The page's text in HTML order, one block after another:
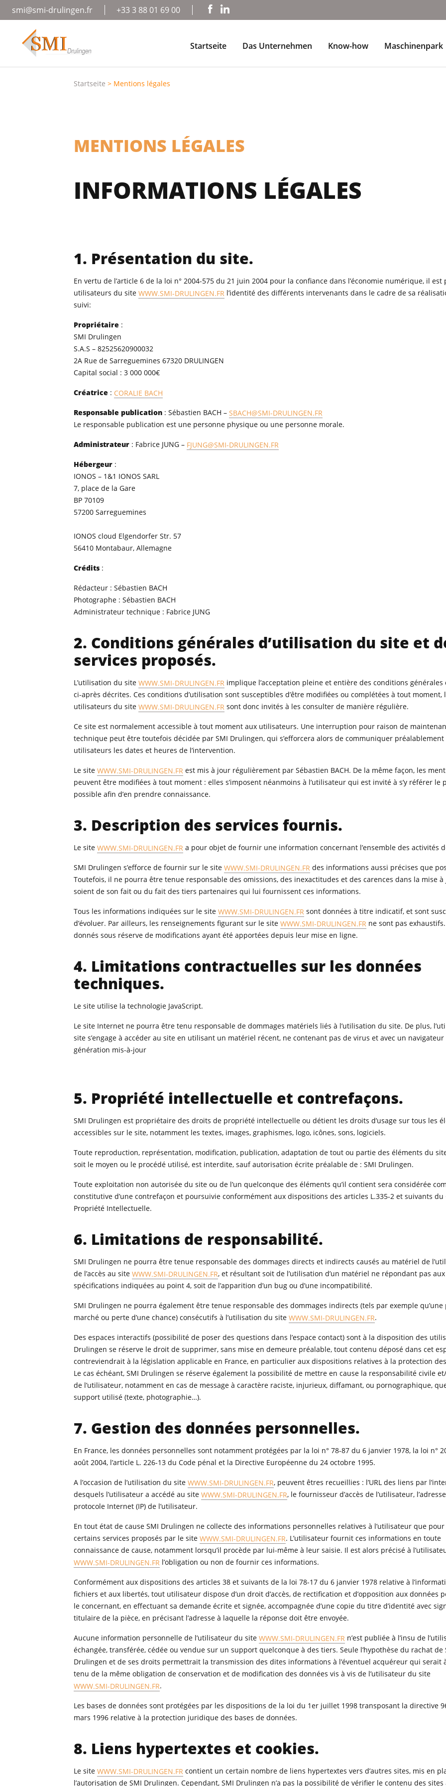
smi@smi-drulingen.fr +33 3 88 01 69 00
Startseite Das Unternehmen Know-how Maschinenpark
Startseite > Mentions légales
MENTIONS LÉGALES
INFORMATIONS LÉGALES
1. Présentation du site.
En vertu de l’article 6 de la loi n° 2004-575 du 21 juin 2004 pour la confiance dans l’économie numérique, il est
utilisateurs du site WWW.SMI-DRULINGEN.FR l’identité des différents intervenants dans le cadre de sa
suivi:
Propriétaire :
SMI Drulingen
S.A.S – 82525620900032
2A Rue de Sarreguemines 67320 DRULINGEN
Capital social : 3 000 000€
Créatrice : CORALIE BACH
Responsable publication : Sébastien BACH – SBACH@SMI-DRULINGEN.FR
Le responsable publication est une personne physique ou une personne morale.
Administrateur : Fabrice JUNG – FJUNG@SMI-DRULINGEN.FR
Hébergeur :
IONOS – 1&1 IONOS SARL
7, place de la Gare
BP 70109
57200 Sarreguemines
IONOS cloud Elgendorfer Str. 57
56410 Montabaur, Allemagne
Crédits :
Rédacteur : Sébastien BACH
Photographe : Sébastien BACH
Administrateur technique : Fabrice JUNG
2. Conditions générales d’utilisation du site et
services proposés.
L’utilisation du site WWW.SMI-DRULINGEN.FR implique l’acceptation pleine et entière des conditions générales
ci-après décrites. Ces conditions d’utilisation sont susceptibles d’être modifiées ou complétées à tout moment,
utilisateurs du site WWW.SMI-DRULINGEN.FR sont donc invités à les consulter de manière régulière.
Ce site est normalement accessible à tout moment aux utilisateurs. Une interruption pour raison de
technique peut être toutefois décidée par SMI Drulingen, qui s’efforcera alors de communiquer préalablement
utilisateurs les dates et heures de l’intervention.
Le site WWW.SMI-DRULINGEN.FR est mis à jour régulièrement par Sébastien BACH. De la même façon, les
peuvent être modifiées à tout moment : elles s’imposent néanmoins à l’utilisateur qui est invité à s’y référer le
possible afin d’en prendre connaissance.
3. Description des services fournis.
Le site WWW.SMI-DRULINGEN.FR a pour objet de fournir une information concernant l’ensemble des activités
SMI Drulingen s’efforce de fournir sur le site WWW.SMI-DRULINGEN.FR des informations aussi précises que
Toutefois, il ne pourra être tenue responsable des omissions, des inexactitudes et des carences dans la mise à
soient de son fait ou du fait des tiers partenaires qui lui fournissent ces informations.
Tous les informations indiquées sur le site WWW.SMI-DRULINGEN.FR sont données à titre indicatif, et sont
d’évoluer. Par ailleurs, les renseignements figurant sur le site WWW.SMI-DRULINGEN.FR ne sont pas
donnés sous réserve de modifications ayant été apportées depuis leur mise en ligne.
4. Limitations contractuelles sur les données
techniques.
Le site utilise la technologie JavaScript.
Le site Internet ne pourra être tenu responsable de dommages matériels liés à l’utilisation du site. De plus,
site s’engage à accéder au site en utilisant un matériel récent, ne contenant pas de virus et avec un
génération mis-à-jour
5. Propriété intellectuelle et contrefaçons.
SMI Drulingen est propriétaire des droits de propriété intellectuelle ou détient les droits d’usage sur tous les
accessibles sur le site, notamment les textes, images, graphismes, logo, icônes, sons, logiciels.
Toute reproduction, représentation, modification, publication, adaptation de tout ou partie des éléments du
soit le moyen ou le procédé utilisé, est interdite, sauf autorisation écrite préalable de : SMI Drulingen.
Toute exploitation non autorisée du site ou de l’un quelconque des éléments qu’il contient sera considérée
constitutive d’une contrefaçon et poursuivie conformément aux dispositions des articles L.335-2 et suivants du
Propriété Intellectuelle.
6. Limitations de responsabilité.
SMI Drulingen ne pourra être tenue responsable des dommages directs et indirects causés au matériel de
de l’accès au site WWW.SMI-DRULINGEN.FR, et résultant soit de l’utilisation d’un matériel ne répondant pas aux
spécifications indiquées au point 4, soit de l’apparition d’un bug ou d’une incompatibilité.
SMI Drulingen ne pourra également être tenue responsable des dommages indirects (tels par exemple qu’une
marché ou perte d’une chance) consécutifs à l’utilisation du site WWW.SMI-DRULINGEN.FR.
Des espaces interactifs (possibilité de poser des questions dans l’espace contact) sont à la disposition des
Drulingen se réserve le droit de supprimer, sans mise en demeure préalable, tout contenu déposé dans cet
contreviendrait à la législation applicable en France, en particulier aux dispositions relatives à la protection
Le cas échéant, SMI Drulingen se réserve également la possibilité de mettre en cause la responsabilité civile
de l’utilisateur, notamment en cas de message à caractère raciste, injurieux, diffamant, ou pornographique,
support utilisé (texte, photographie…).
7. Gestion des données personnelles.
En France, les données personnelles sont notamment protégées par la loi n° 78-87 du 6 janvier 1978, la loi n°
août 2004, l’article L. 226-13 du Code pénal et la Directive Européenne du 24 octobre 1995.
A l’occasion de l’utilisation du site WWW.SMI-DRULINGEN.FR, peuvent êtres recueillies : l’URL des liens par
desquels l’utilisateur a accédé au site WWW.SMI-DRULINGEN.FR, le fournisseur d’accès de l’utilisateur,
protocole Internet (IP) de l’utilisateur.
En tout état de cause SMI Drulingen ne collecte des informations personnelles relatives à l’utilisateur que
certains services proposés par le site WWW.SMI-DRULINGEN.FR. L’utilisateur fournit ces informations en toute
connaissance de cause, notamment lorsqu’il procède par lui-même à leur saisie. Il est alors précisé à
WWW.SMI-DRULINGEN.FR l’obligation ou non de fournir ces informations.
Conformément aux dispositions des articles 38 et suivants de la loi 78-17 du 6 janvier 1978 relative à
fichiers et aux libertés, tout utilisateur dispose d’un droit d’accès, de rectification et d’opposition aux données
le concernant, en effectuant sa demande écrite et signée, accompagnée d’une copie du titre d’identité avec
titulaire de la pièce, en précisant l’adresse à laquelle la réponse doit être envoyée.
Aucune information personnelle de l’utilisateur du site WWW.SMI-DRULINGEN.FR n’est publiée à l’insu de
échangée, transférée, cédée ou vendue sur un support quelconque à des tiers. Seule l’hypothèse du rachat de
Drulingen et de ses droits permettrait la transmission des dites informations à l’éventuel acquéreur qui serait
tenu de la même obligation de conservation et de modification des données vis à vis de l’utilisateur du site
WWW.SMI-DRULINGEN.FR.
Les bases de données sont protégées par les dispositions de la loi du 1er juillet 1998 transposant la directive
mars 1996 relative à la protection juridique des bases de données.
8. Liens hypertextes et cookies.
Le site WWW.SMI-DRULINGEN.FR contient un certain nombre de liens hypertextes vers d’autres sites, mis en
l’autorisation de SMI Drulingen. Cependant, SMI Drulingen n’a pas la possibilité de vérifier le contenu des